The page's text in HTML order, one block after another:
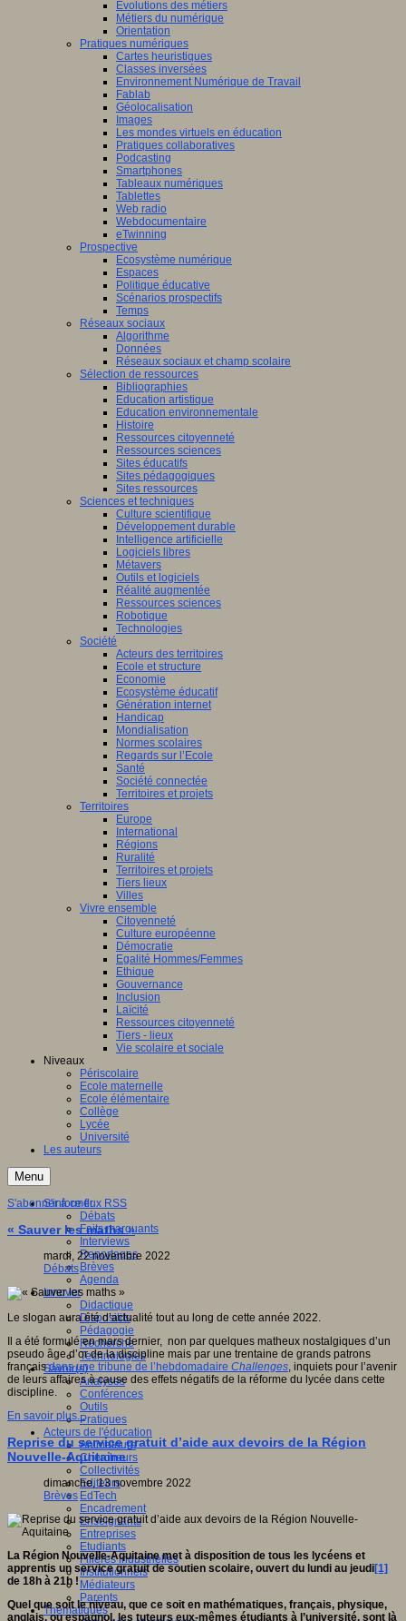
Evolutions des métiers
Métiers du numérique
Orientation
Pratiques numériques
Cartes heuristiques
Classes inversées
Environnement Numérique de Travail
Fablab
Géolocalisation
Images
Les mondes virtuels en éducation
Pratiques collaboratives
Podcasting
Smartphones
Tableaux numériques
Tablettes
Web radio
Webdocumentaire
eTwinning
Prospective
Ecosystème numérique
Espaces
Politique éducative
Scénarios prospectifs
Temps
Réseaux sociaux
Algorithme
Données
Réseaux sociaux et champ scolaire
Sélection de ressources
Bibliographies
Education artistique
Education environnementale
Histoire
Ressources citoyenneté
Ressources sciences
Sites éducatifs
Sites pédagogiques
Sites ressources
Sciences et techniques
Culture scientifique
Développement durable
Intelligence artificielle
Logiciels libres
Métavers
Outils et logiciels
Réalité augmentée
Ressources sciences
Robotique
Technologies
Société
Acteurs des territoires
Ecole et structure
Economie
Ecosystème éducatif
Génération internet
Handicap
Mondialisation
Normes scolaires
Regards sur l’Ecole
Santé
Société connectée
Territoires et projets
Territoires
Europe
International
Régions
Ruralité
Territoires et projets
Tiers lieux
Villes
Vivre ensemble
Citoyenneté
Culture européenne
Démocratie
Egalité Hommes/Femmes
Ethique
Gouvernance
Inclusion
Laïcité
Ressources citoyenneté
Tiers - lieux
Vie scolaire et sociale
Niveaux
Périscolaire
Ecole maternelle
Ecole élémentaire
Collège
Lycée
Université
Les auteurs
Menu
S'informer
Débats
Faits marquants
Interviews
Reportages
Brèves
Agenda
Innover
Didactique
Dispositifs
Pédagogie
Recherche
Technologies
Savoir(s)
Analyses
Conférences
Outils
Pratiques
Acteurs de l'éducation
Animateurs
Chercheurs
Collectivités
Editeurs
EdTech
Encadrement
Enseignants
Entreprises
Etudiants
Filières industrielles
Institutionnels
Médiateurs
Parents
Thématiques
S'abonner à ce flux RSS
« Sauver les maths »
mardi, 22 novembre 2022
Débats
Le slogan aura été d’actualité tout au long de cette année 2022.
Il a été formulé en mars dernier, non par quelques matheux nostalgiques d’un
pseudo âge d’or de la discipline mais par une trentaine de grands patrons
françaisdans une tribune de l’hebdomadaire Challenges, inquiets pour l’avenir
de leurs affaires à cause des effets négatifs de la réforme du lycée dans cette
discipline.
En savoir plus...
Reprise du service gratuit d’aide aux devoirs de la Région
Nouvelle-Aquitaine
dimanche, 13 novembre 2022
Brèves
La Région Nouvelle-Aquitaine met à disposition de tous les lycéens et
apprentis un service gratuit de soutien scolaire, ouvert du lundi au jeudi[1]
de 18h à 21h !
Quel que soit le niveau, que ce soit en mathématiques, français, physique,
anglais, ou espagnol, les tuteurs eux-mêmes étudiants à l’université, sont là